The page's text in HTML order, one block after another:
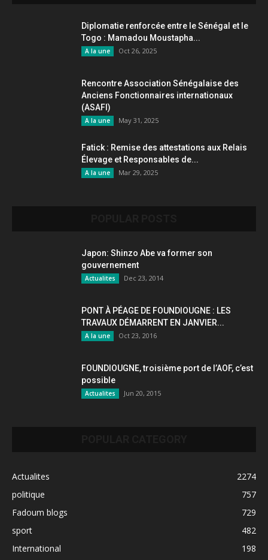
Diplomatie renforcée entre le Sénégal et le
Togo : Mamadou Moustapha...
A la une Oct 26, 2025
Rencontre Association Sénégalaise des
Anciens Fonctionnaires internationaux
(ASAFI)
A la une May 31, 2025
Fatick : Remise des attestations aux Relais
Élevage et Responsables de...
A la une Mar 29, 2025
Japon: Shinzo Abe va former son
gouvernement
Actualites Dec 23, 2014
PONT À PÉAGE DE FOUNDIOUGNE : LES
TRAVAUX DÉMARRENT EN JANVIER...
A la une Oct 23, 2016
FOUNDIOUGNE, troisième port de l’AOF, c’est
possible
Actualites Jun 20, 2015
Actualites
2274
politique
757
Fadoum blogs
729
sport
482
International
198